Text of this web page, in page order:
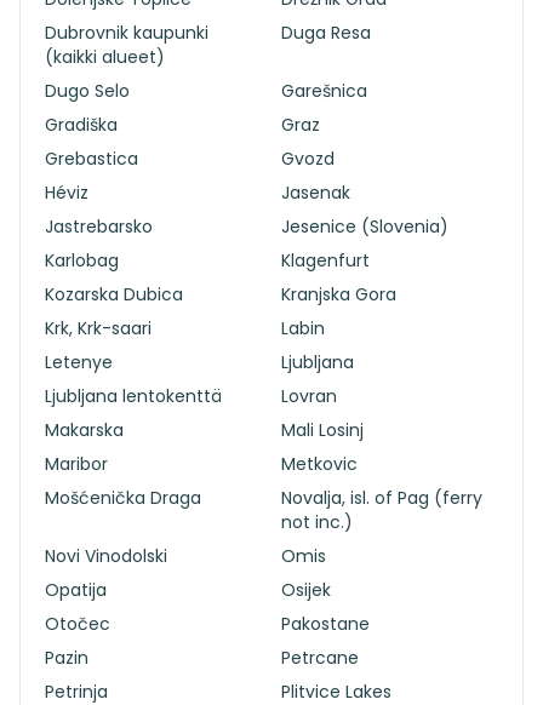
Dubrovnik kaupunki
(kaikki alueet)
Duga Resa
Dugo Selo
Garešnica
Gradiška
Graz
Grebastica
Gvozd
Héviz
Jasenak
Jastrebarsko
Jesenice (Slovenia)
Karlobag
Klagenfurt
Kozarska Dubica
Kranjska Gora
Krk, Krk-saari
Labin
Letenye
Ljubljana
Ljubljana lentokenttä
Lovran
Makarska
Mali Losinj
Maribor
Metkovic
Mošćenička Draga
Novalja, isl. of Pag (ferry
not inc.)
Novi Vinodolski
Omis
Opatija
Osijek
Otočec
Pakostane
Pazin
Petrcane
Petrinja
Plitvice Lakes